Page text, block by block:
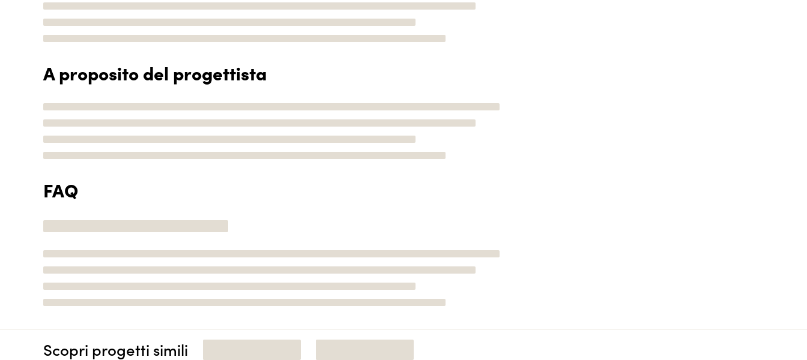
A proposito del progettista
FAQ
Scopri progetti simili